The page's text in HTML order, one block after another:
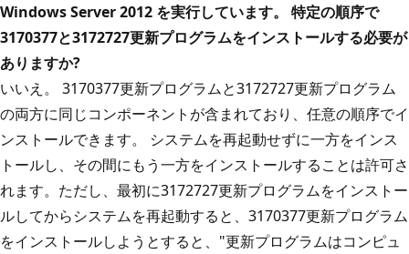
Windows Server 2012 を実行しています。 特定の順序で
3170377と3172727更新プログラムをインストールする必要が
ありますか?
いいえ。 3170377更新プログラムと3172727更新プログラム
の両方に同じコンポーネントが含まれており、任意の順序でイ
ンストールできます。 システムを再起動せずに一方をインス
トールし、その間にもう一方をインストールすることは許可さ
れます。ただし、最初に3172727更新プログラムをインストー
ルしてからシステムを再起動すると、3170377更新プログラム
をインストールしようとすると、"更新プログラムはコンピュ